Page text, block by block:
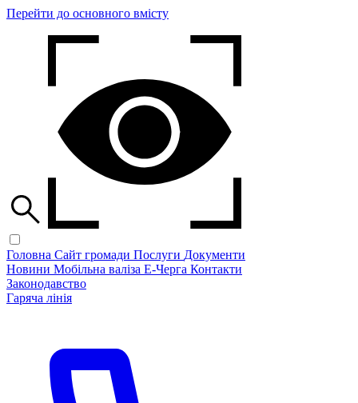
Перейти до основного вмісту
Головна Сайт громади Послуги Документи
Новини Мобільна валіза Е-Черга Контакти
Законодавство
Гаряча лінія